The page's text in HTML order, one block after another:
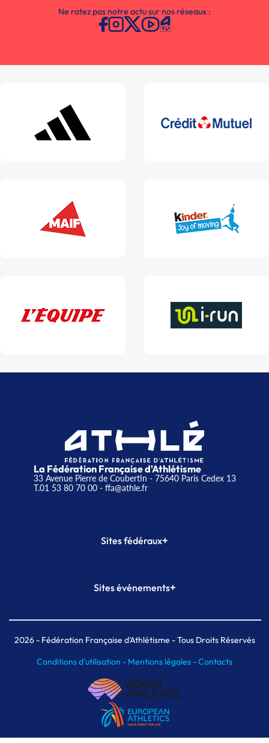
Ne ratez pas notre actu sur nos réseaux :
La Fédération Française d'Athlétisme
33 Avenue Pierre de Coubertin - 75640 Paris Cedex 13
T.01 53 80 70 00- ffa@athle.fr
Sites fédéraux+
Plateforme Formation
Sites événements+
Meeting de Paris indoor
MAIF Ekiden de Paris
2026- Fédération Française d'Athlétisme - Tous Droits Réservés
Conditions d'utilisation - Mentions légales -Contacts